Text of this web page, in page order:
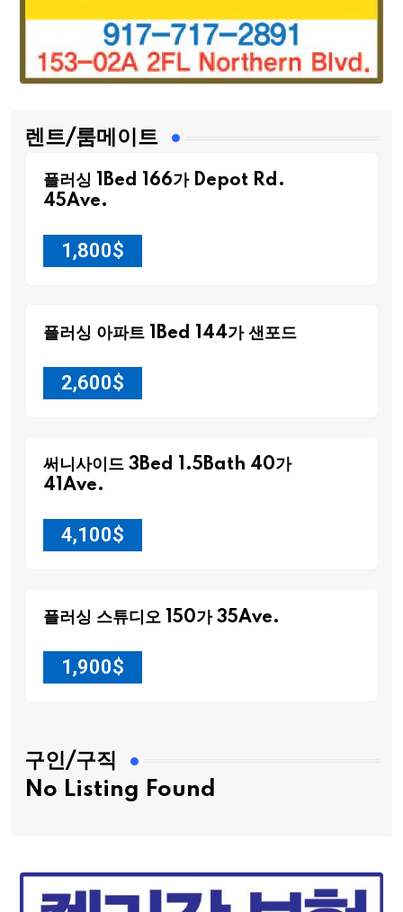
렌트/룸메이트
플러싱 1Bed 166가 Depot Rd.
45Ave.
1,800$
플러싱 아파트 1Bed 144가 샌포드
2,600$
써니사이드 3Bed 1.5Bath 40가
41Ave.
4,100$
플러싱 스튜디오 150가 35Ave.
1,900$
구인/구직
No Listing Found